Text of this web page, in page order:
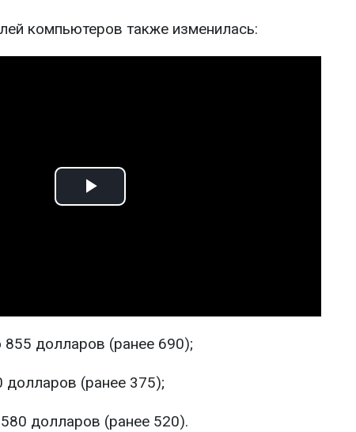
компьютеров также изменилась:
Play
855 долларов (ранее 690);
долларов (ранее 375);
долларов (ранее 520).